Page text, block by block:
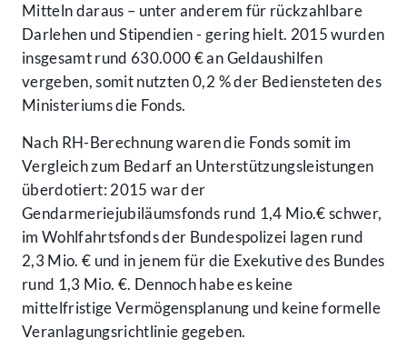
Mitteln daraus – unter anderem für rückzahlbare
Darlehen und Stipendien - gering hielt. 2015 wurden
insgesamt rund 630.000 € an Geldaushilfen
vergeben, somit nutzten 0,2 % der Bediensteten des
Ministeriums die Fonds.
Nach RH-Berechnung waren die Fonds somit im
Vergleich zum Bedarf an Unterstützungsleistungen
überdotiert: 2015 war der
Gendarmeriejubiläumsfonds rund 1,4 Mio.€ schwer,
im Wohlfahrtsfonds der Bundespolizei lagen rund
2,3 Mio. € und in jenem für die Exekutive des Bundes
rund 1,3 Mio. €. Dennoch habe es keine
mittelfristige Vermögensplanung und keine formelle
Veranlagungsrichtlinie gegeben.